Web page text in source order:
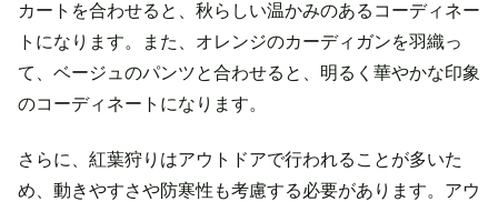
カートを合わせると、秋らしい温かみのあるコーディネー
トになります。また、オレンジのカーディガンを羽織っ
て、ベージュのパンツと合わせると、明るく華やかな印象
のコーディネートになります。
さらに、紅葉狩りはアウトドアで行われることが多いた
め、動きやすさや防寒性も考慮する必要があります。アウ